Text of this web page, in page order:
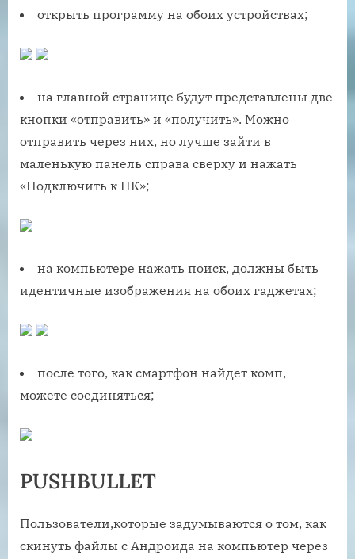
открыть программу на обоих устройствах;
на главной странице будут представлены две
кнопки «отправить» и «получить». Можно
отправить через них, но лучше зайти в
маленькую панель справа сверху и нажать
«Подключить к ПК»;
на компьютере нажать поиск, должны быть
идентичные изображения на обоих гаджетах;
после того, как смартфон найдет комп,
можете соединяться;
PUSHBULLET
Пользователи,которые задумываются о том, как
скинуть файлы с Андроида на компьютер через